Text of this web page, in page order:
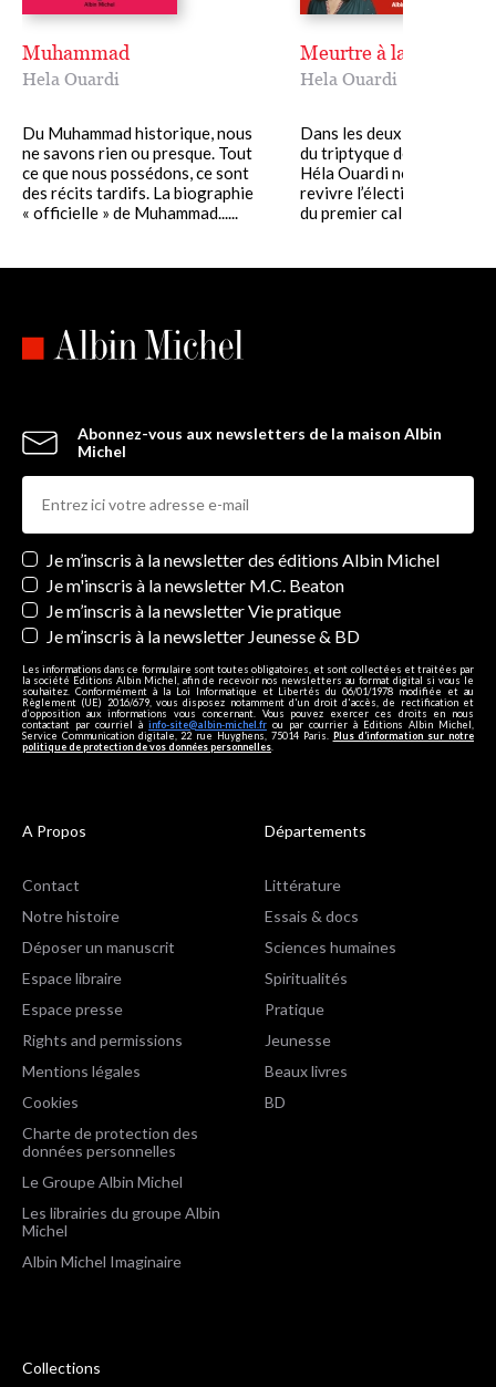
Muhammad
Hela Ouardi
Du Muhammad historique, nous
ne savons rien ou presque. Tout
ce que nous possédons, ce sont
des récits tardifs. La biographie
« officielle » de Muhammad......
Meurtre à la mosquée
Hela Ouardi
Dans les deux premiers
du triptyque des Califes
Héla Ouardi nous avait
revivre l’élection
du premier calife, Abû......
Abonnez-vous aux newsletters de la maison Albin
Michel
Newsletters
Je m’inscris à la newsletter des éditions Albin Michel
Je m'inscris à la newsletter M.C. Beaton
Je m’inscris à la newsletter Vie pratique
Je m’inscris à la newsletter Jeunesse & BD
Les informations dans ce formulaire sont toutes obligatoires, et sont collectées et traitées par
la société Editions Albin Michel, afin de recevoir nos newsletters au format digital si vous le
souhaitez. Conformément à la Loi Informatique et Libertés du 06/01/1978 modifiée et au
Règlement (UE) 2016/679, vous disposez notamment d'un droit d'accès, de rectification et
d’opposition aux informations vous concernant. Vous pouvez exercer ces droits en nous
contactant par courriel à info-site@albin-michel.fr ou par courrier à Editions Albin Michel,
Service Communication digitale, 22 rue Huyghens, 75014 Paris. Plus d’information sur notre
politique de protection de vos données personnelles
A Propos
Contact
Notre histoire
Déposer un manuscrit
Espace libraire
Espace presse
Rights and permissions
Mentions légales
Cookies
Charte de protection des
données personnelles
Le Groupe Albin Michel
Les librairies du groupe Albin
Michel
Albin Michel Imaginaire
Départements
Littérature
Essais & docs
Sciences humaines
Spiritualités
Pratique
Jeunesse
Beaux livres
BD
Collections